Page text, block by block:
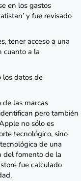
en los gastos
y fue revisado
tener acceso a una
cuanto a la
los datos de
las marcas
pero también
no sólo es
tecnológico, sino
de una
del fomento de la
fue calculado